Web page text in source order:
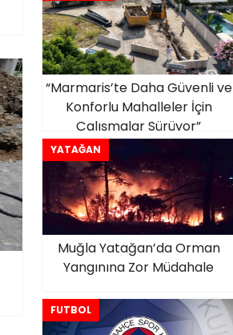
“Marmaris’te Daha Güvenli ve
Konforlu Mahalleler İçin
Çalışmalar Sürüyor”
YATAĞAN
Muğla Yatağan’da Orman
Yangınına Zor Müdahale
FUTBOL